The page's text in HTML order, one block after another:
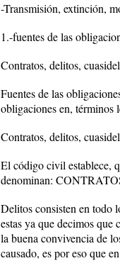
-Transmisión, extinción,
1.-fuentes de las
Contratos, delitos,
Fuentes de las
obligaciones en, términos
Contratos, delitos,
El código civil establece,
denominan:
Delitos consisten en todo
estas ya que decimos que
la buena convivencia de
causado, es por eso que